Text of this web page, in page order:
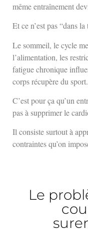
même entraînement
Et ce n’est pas “dans la
Le sommeil, le cycle
l’alimentation, les
fatigue chronique
corps récupère du sport.
C’est pour ça qu’un
pas à supprimer le
Il consiste surtout à
contraintes qu’on
Le